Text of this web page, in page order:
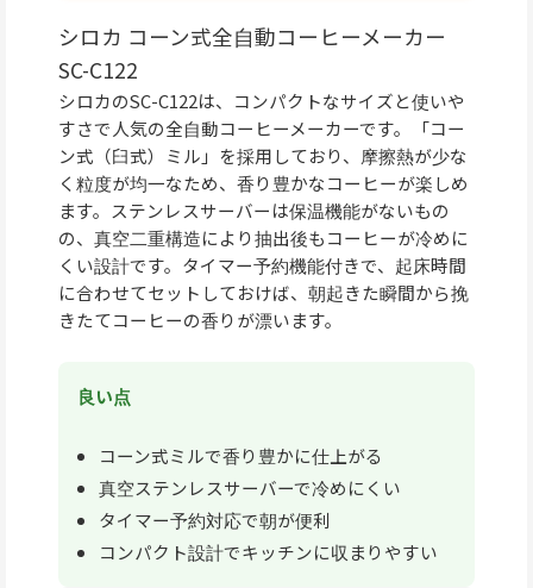
シロカ コーン式全自動コーヒーメーカー
SC-C122
シロカのSC-C122は、コンパクトなサイズと使いや
すさで人気の全自動コーヒーメーカーです。「コー
ン式（臼式）ミル」を採用しており、摩擦熱が少な
く粒度が均一なため、香り豊かなコーヒーが楽しめ
ます。ステンレスサーバーは保温機能がないもの
の、真空二重構造により抽出後もコーヒーが冷めに
くい設計です。タイマー予約機能付きで、起床時間
に合わせてセットしておけば、朝起きた瞬間から挽
きたてコーヒーの香りが漂います。
良い点
コーン式ミルで香り豊かに仕上がる
真空ステンレスサーバーで冷めにくい
タイマー予約対応で朝が便利
コンパクト設計でキッチンに収まりやすい